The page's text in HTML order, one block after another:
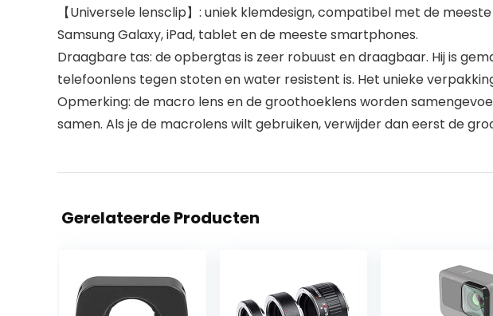
【Universele lensclip】: uniek klemdesign, compatibel met de
Samsung Galaxy, iPad, tablet en de meeste smartphones.
Draagbare tas: de opbergtas is zeer robuust en draagbaar. Hij is
telefoonlens tegen stoten en water resistent is. Het unieke
Opmerking: de macro lens en de groothoeklens worden
samen. Als je de macrolens wilt gebruiken, verwijder dan eerst de
Gerelateerde Producten